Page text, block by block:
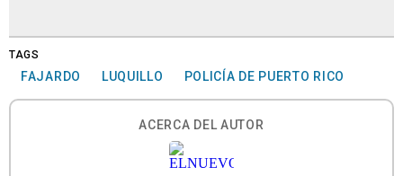
TAGS
FAJARDO LUQUILLO POLICÍA DE PUERTO RICO
ACERCA DEL AUTOR